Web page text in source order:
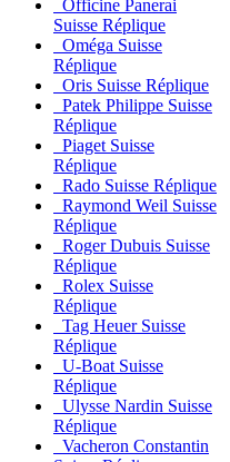
Officine Panerai
Suisse Réplique
Oméga Suisse
Réplique
Oris Suisse Réplique
Patek Philippe Suisse
Réplique
Piaget Suisse
Réplique
Rado Suisse Réplique
Raymond Weil Suisse
Réplique
Roger Dubuis Suisse
Réplique
Rolex Suisse
Réplique
Tag Heuer Suisse
Réplique
U-Boat Suisse
Réplique
Ulysse Nardin Suisse
Réplique
Vacheron Constantin